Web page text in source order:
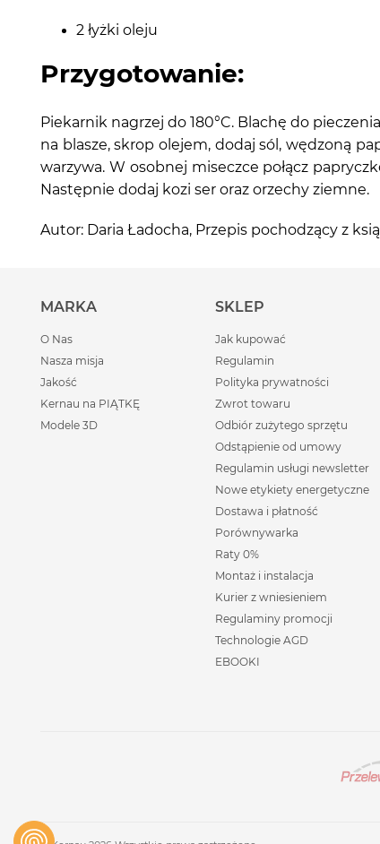
2 łyżki oleju
Przygotowanie:
Piekarnik nagrzej do 180°C. Blachę do
na blasze, skrop olejem, dodaj sól, wędzoną
warzywa. W osobnej miseczce połącz
Następnie dodaj kozi ser oraz orzechy ziemne.
Autor: Daria Ładocha, Przepis pochodzący z
MARKA
O Nas
Nasza misja
Jakość
Kernau na PIĄTKĘ
Modele 3D
SKLEP
Jak kupować
Regulamin
Polityka prywatności
Zwrot towaru
Odbiór zużytego sprzętu
Odstąpienie od umowy
Regulamin usługi newsletter
Nowe etykiety energetyczne
Dostawa i płatność
Porównywarka
Raty 0%
Montaż i instalacja
Kurier z wniesieniem
Regulaminy promocji
Technologie AGD
EBOOKI